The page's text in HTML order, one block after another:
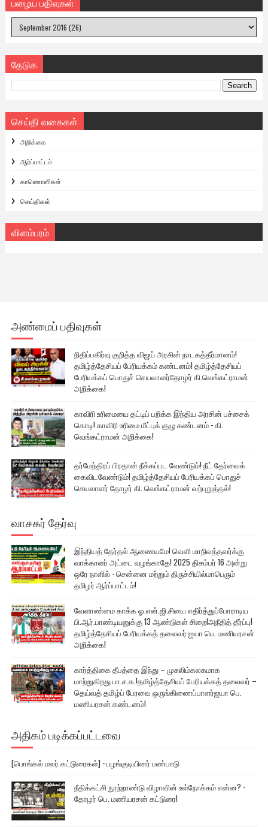
தேடுக
செய்தி வகைகள்
அறிக்கை
ஆர்ப்பாட்டம்
காணொளிகள்
செய்திகள்
விளம்பரம்
அண்மைப் பதிவுகள்
நிதிப்பகிர்வு குறித்த விஜய் அரசின் நாடகத்தீர்மானம்!
தமிழ்த்தேசியப் பேரியக்கம் கண்டனம்! தமிழ்த்தேசியப்
பேரியக்கப் பொதுச் செயலாளர்தோழர் கி.வெங்கட்ராமன்
அறிக்கை!
காவிரி உரிமையை தட்டிப் பறிக்க இந்திய அரசின் பச்சைக்
கொடி! காவிரி உரிமை மீட்புக் குழு கண்டனம் - கி.
வெங்கட்ராமன் அறிக்கை!
தர்மேந்திரப் பிரதான் நீக்கப்பட வேண்டும்! நீட் தேர்வைக்
கைவிடவேண்டும்! தமிழ்த்தேசியப் பேரியக்கப் பொதுச்
செயலாளர் தோழர் கி. வெங்கட்ராமன் வற்புறுத்தல்!
வாசகர் தேர்வு
இந்தியத் தேர்தல் ஆணையமே! வெளி மாநிலத்தவர்க்கு
வாக்காளர் அட்டை வழங்காதே! 2025 திசம்பர் 16 அன்று
ஒரே நாளில் - சென்னை மற்றும் திருச்சியில்மாபெரும்
தமிழர் ஆர்ப்பாட்டம்!
வேளாண்மை காக்க ஓ.என்.ஜி.சியை எதிர்த்துப்போராடிய
பி.ஆர்.பாண்டியனுக்கு 13 ஆண்டுகள் சிறை!அநீதித் தீர்ப்பு!
தமிழ்த்தேசியப் பேரியக்கத் தலைவர் ஐயா பெ. மணியரசன்
அறிக்கை!
கார்த்திகை தீபத்தை இந்து – முசுலிம்கலகமாக
மாற்றுகிறது பா.ச.க.!தமிழ்த்தேசியப் பேரியக்கத் தலைவர் –
தெய்வத் தமிழ்ப் பேரவை ஒருங்கிணைப்பாளர்ஐயா பெ.
மணியரசன் கண்டனம்!
அதிகம் படிக்கப்பட்டவை
[பொங்கல் மலர் கட்டுரைகள்] - பழங்குடியினர் பண்பாடு
நீதிக்கட்சி நூற்றாண்டு விழாவின் உள்நோக்கம் என்ன? -
தோழர் பெ. மணியரசன் கட்டுரை!